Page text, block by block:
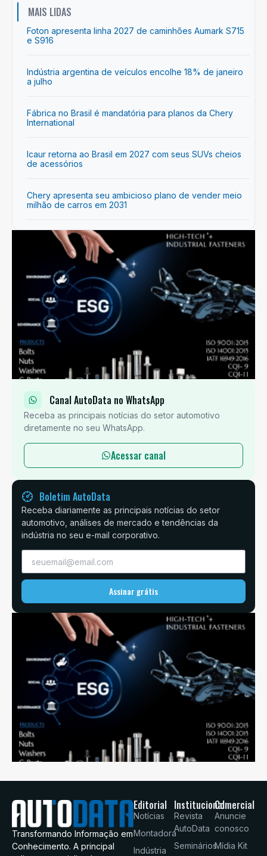
MAIS LIDAS
Foton apresenta linha 2027 de caminhões Aumark S715
e S916
Indústria argentina de veículos encolhe 18% de janeiro
a julho
Fábrica no Brasil é mandatória para planos da Chery
International
Icaur retorna ao Brasil em 2027 com seus SUVs cheios
de acessórios
Chery apresenta seu ambicioso plano de vender meio
milhão de carros em 2031
Canal AutoData no WhatsApp
Receba as principais notícias do setor automotivo
diretamente no seu WhatsApp.
Acessar canal
Boletim AutoData
Receba diariamente as principais notícias do setor
automotivo, análises de mercado e tendências da
indústria no seu e-mail corporativo.
Assinar grátis
Transformando Informação em
Conhecimento. A principal
Editorial
Notícias
Montadora
Indústria
Institucional
Revista
AutoData
Seminários
Comercial
Anuncie
conosco
Mídia Kit